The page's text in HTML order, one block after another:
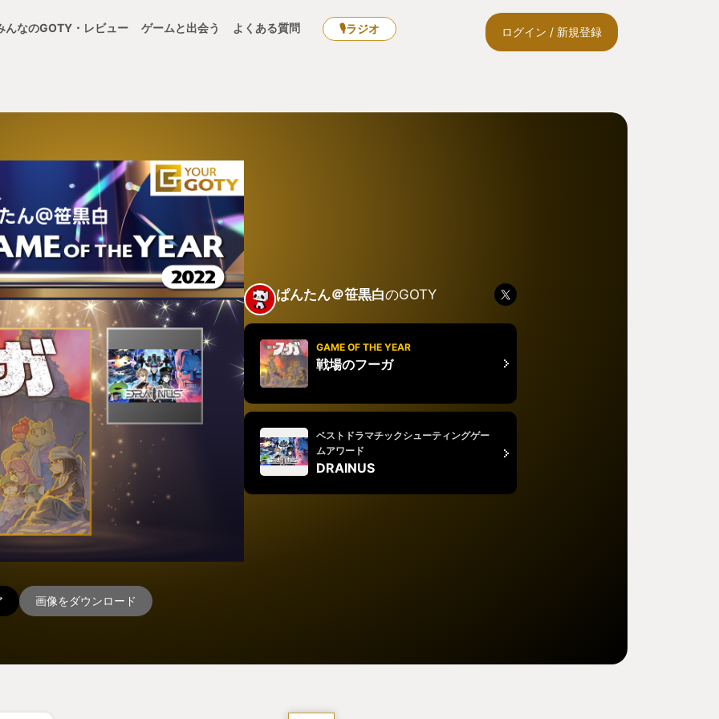
んなのGOTY・レビュー ゲームと出会う よくある質問 🎙ラジオ ログイン / 新規登録
画像をダウンロード
ぱんたん＠笹黒白のGOTY
GAME OF THE YEAR
戦場のフーガ
ベストドラマチックシューティングゲー
ムアワード
DRAINUS